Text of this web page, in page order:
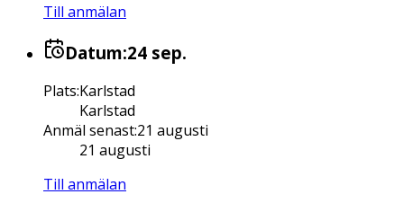
Till anmälan
Datum:24 sep.
Plats:Karlstad
Karlstad
Anmäl senast:21 augusti
21 augusti
Till anmälan